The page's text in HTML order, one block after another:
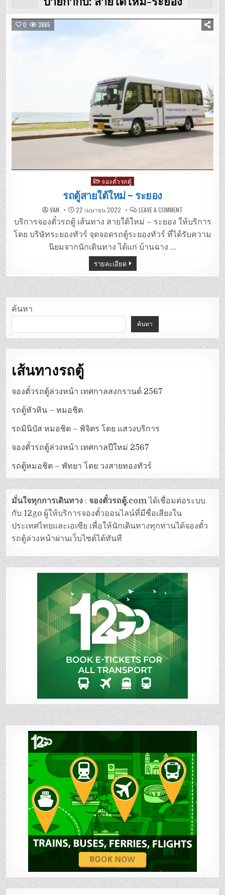
0 3865
Posted
in
จองตั๋วรถตู้
รถตู้สายใต้ใหม่ – ระยอง
VAN 22 เมษายน 2022 LEAVE A COMMENT
ตู้
สาย
ใต้
ใหม่
บริการจองตั๋วรถตู้ เส้นทาง สายใต้ใหม่ – ระยอง ให้บริการ
โดย บริษัทระยองทัวร์ จุดจอดรถตู้ระยองทัวร์ ที่ได้รับความ
นิยมจากนักเดินทาง ได้แก่ บ้านฉาง …
รายละเอียด
ค้นหา
ค้นหา
เส้นทางรถตู้
จองตั๋วรถตู้ล่วงหน้า เทศกาลสงกรานต์ 2567
รถตู้หัวหิน – หมอชิต
รถมินิบัส หมอชิต – พิจิตร โดย แสวงบริการ
จองตั๋วรถตู้ล่วงหน้า เทศกาลปีใหม่ 2567
รถตู้หมอชิต – พัทยา โดย วงสายทองทัวร์
มั่นใจทุกการเดินทาง :จองตั๋วรถตู้.comได้เชื่อมต่อระบบ
กับ 12go ผู้ให้บริการจองตั๋วออนไลน์ที่มีชื่อเสียงใน
ประเทศไทยและเอเซีย เพื่อให้นักเดินทางทุกท่านได้จองตั๋ว
รถตู้ล่วงหน้าผ่านเว็บไซต์ได้ทันที